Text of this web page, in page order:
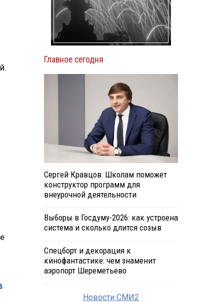
Главное сегодня
Сергей Кравцов: Школам поможет
конструктор программ для
внеурочной деятельности
Выборы в Госдуму-2026: как устроена
система и сколько длится созыв
Спецборт и декорация к
кинофантастике: чем знаменит
аэропорт Шереметьево
Новости СМИ2